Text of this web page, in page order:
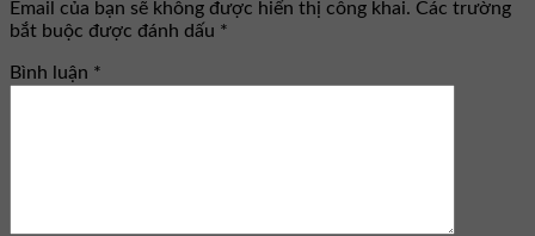
Email của bạn sẽ không được hiển thị công khai. Các trường
bắt buộc được đánh dấu *
Bình luận *